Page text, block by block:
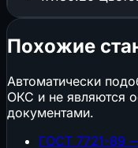
Похожие
Автоматически
ОКС и не являются
документами.
ГОСТ 7721-89